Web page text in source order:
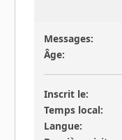
Messages:
Âge:
Inscrit le:
Temps local:
Langue: